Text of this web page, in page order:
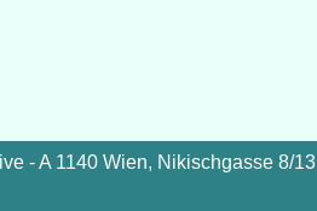
- A 1140 Wien, Nikischgasse 8/13